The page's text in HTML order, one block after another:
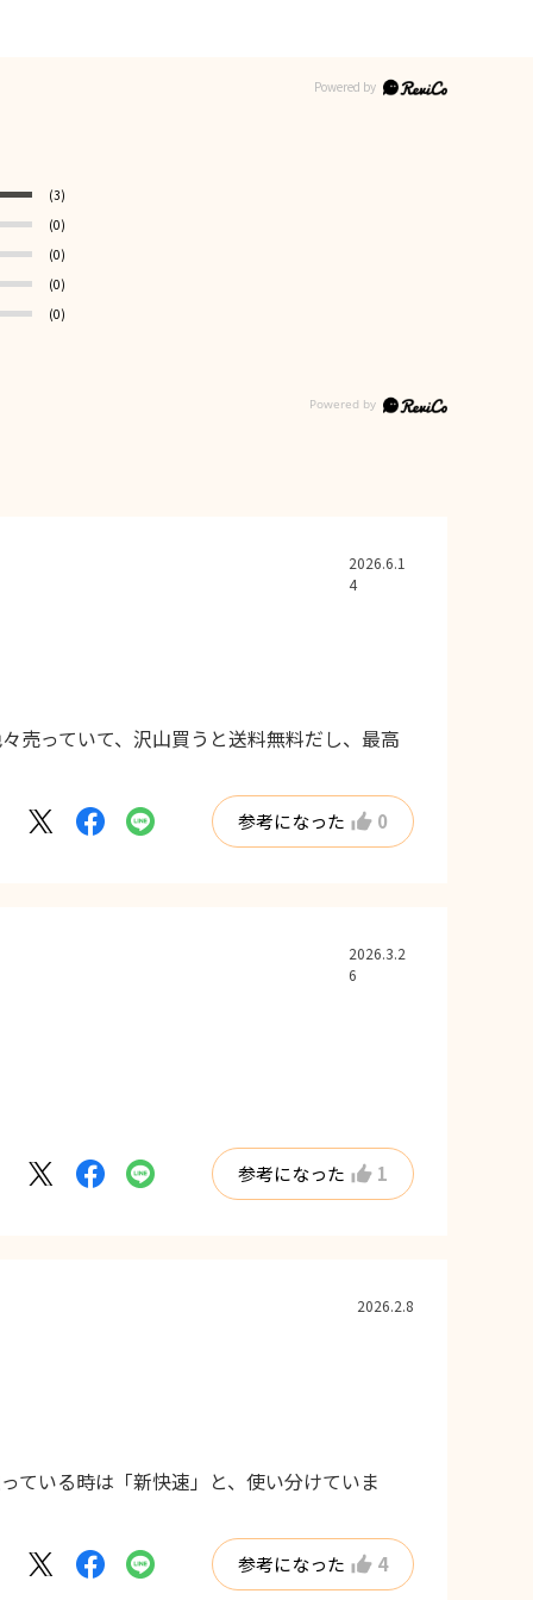
(3)
(0)
(0)
(0)
(0)
2026.6.1
4
売っていて、沢山買うと送料無料だし、最高
参考になった 0
2026.3.2
6
参考になった 1
2026.2.8
ている時は「新快速」と、使い分けていま
参考になった 4